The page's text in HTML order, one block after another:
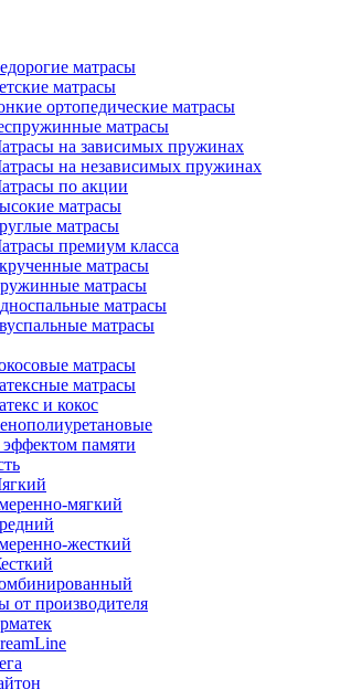
матрасы
матрасы
ортопедические матрасы
матрасы
на зависимых пружинах
на независимых пружинах
по акции
матрасы
матрасы
премиум класса
матрасы
матрасы
матрасы
матрасы
матрасы
матрасы
и кокос
памяти
мягкий
жесткий
от производителя